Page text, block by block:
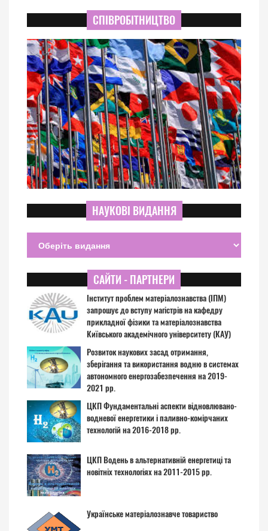
СПІВРОБІТНИЦТВО
НАУКОВІ ВИДАННЯ
САЙТИ - ПАРТНЕРИ
Інститут проблем матеріалознавства (ІПМ)
запрошує до вступу магістрів на кафедру
прикладної фізики та матеріалознавства
Київського академічного університету (КАУ)
Розвиток наукових засад отримання,
зберігання та використання водню в системах
автономного енергозабезпечення на 2019-
2021 рр.
ЦКП Фундаментальні аспекти відновлювано-
водневої енергетики і паливно-комірчаних
технологій на 2016-2018 рр.
ЦКП Водень в альтернативній енергетиці та
новітніх технологіях на 2011-2015 рр.
Українське матеріалознавче товариство